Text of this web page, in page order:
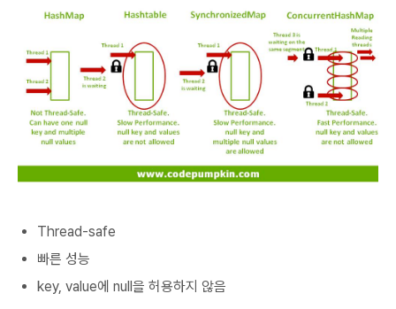
Thread-safe
빠른 성능
key, value에 null을 허용하지 않음